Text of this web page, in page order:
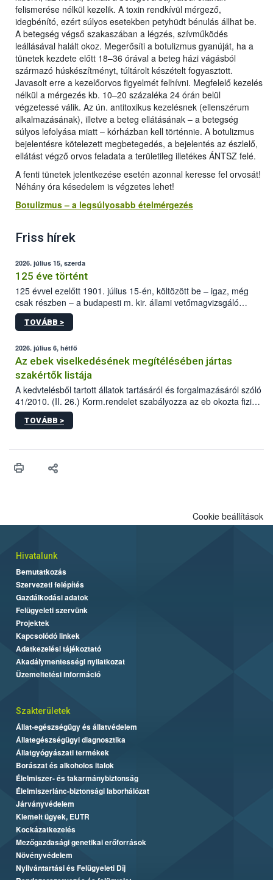
felismerése nélkül kezelik. A toxin rendkívül mérgező,
idegbénító, ezért súlyos esetekben petyhüdt bénulás állhat be.
A betegség végső szakaszában a légzés, szívműködés
leállásával halált okoz. Megerősíti a botulizmus gyanúját, ha a
tünetek kezdete előtt 18–36 órával a beteg házi vágásból
származó húskészítményt, túltárolt készételt fogyasztott.
Javasolt erre a kezelőorvos figyelmét felhívni. Megfelelő kezelés
nélkül a mérgezés kb. 10–20 százaléka 24 órán belül
végzetessé válik. Az ún. antitoxikus kezelésnek (ellenszérum
alkalmazásának), illetve a beteg ellátásának – a betegség
súlyos lefolyása miatt – kórházban kell történnie. A botulizmus
bejelentésre kötelezett megbetegedés, a bejelentés az észlelő,
ellátást végző orvos feladata a területileg illetékes ÁNTSZ felé.
A fenti tünetek jelentkezése esetén azonnal keresse fel orvosát!
Néhány óra késedelem is végzetes lehet!
Botulizmus – a legsúlyosabb ételmérgezés
Friss hírek
2026. július 15, szerda
125 éve történt
125 évvel ezelőtt 1901. július 15-én, költözött be – igaz, még
csak részben – a budapesti m. kir. állami vetőmagvizsgáló
állomás a Kis Rókus utca 15. szám alatti, Czigler Győző által
tervezett új épületébe.
TOVÁBB >
2026. július 6, hétfő
Az ebek viselkedésének megítélésében jártas
szakértők listája
A kedvtelésből tartott állatok tartásáról és forgalmazásáról szóló
41/2010. (II. 26.) Korm.rendelet szabályozza az eb okozta fizikai
sérülés, illetve ennek veszélye keletkezésekor felmerülő
hatósági feladatokat, valamint a veszélyes eb tartását és annak
vonni az ebek viselkedésének megítélésében jártas szakértőt.
TOVÁBB >
Cookie beállítások
Hivatalunk
Bemutatkozás
Szervezeti felépítés
Gazdálkodási adatok
Felügyeleti szervünk
Projektek
Kapcsolódó linkek
Adatkezelési tájékoztató
Akadálymentességi nyilatkozat
Üzemeltetési információ
Szakterületek
Állat-egészségügy és állatvédelem
Állategészségügyi diagnosztika
Állatgyógyászati termékek
Borászat és alkoholos italok
Élelmiszer- és takarmánybiztonság
Élelmiszerlánc-biztonsági laborhálózat
Járványvédelem
Kiemelt ügyek, EUTR
Kockázatkezelés
Mezőgazdasági genetikai erőforrások
Növényvédelem
Nyilvántartási és Felügyeleti Díj